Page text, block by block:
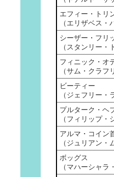
エフィー・トリ
（エリザベス・
シーザー・フリ
（スタンリー・
フィニック・オ
（サム・クラフ
ビーティー
（ジェフリー・
プルターク・ヘ
（フィリップ・
アルマ・コイン
（ジュリアン・
ボッグス
（マハーシャラ